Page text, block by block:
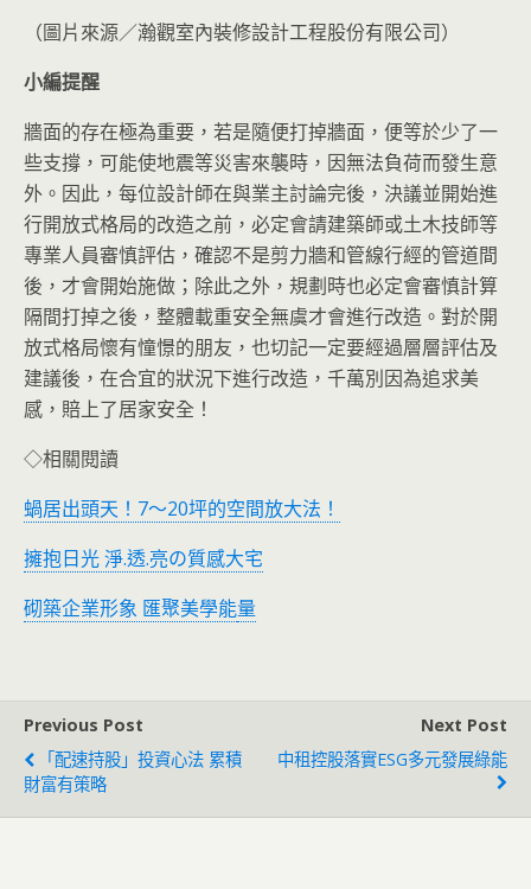
（圖片來源／瀚觀室內裝修設計工程股份有限公司）
小編提醒
牆面的存在極為重要，若是隨便打掉牆面，便等於少了一
些支撐，可能使地震等災害來襲時，因無法負荷而發生意
外。因此，每位設計師在與業主討論完後，決議並開始進
行開放式格局的改造之前，必定會請建築師或土木技師等
專業人員審慎評估，確認不是剪力牆和管線行經的管道間
後，才會開始施做；除此之外，規劃時也必定會審慎計算
隔間打掉之後，整體載重安全無虞才會進行改造。對於開
放式格局懷有憧憬的朋友，也切記一定要經過層層評估及
建議後，在合宜的狀況下進行改造，千萬別因為追求美
感，賠上了居家安全！
◇相關閱讀
蝸居出頭天！7～20坪的空間放大法！
擁抱日光 淨.透.亮の質感大宅
砌築企業形象 匯聚美學能量
Previous Post
「配速持股」投資心法 累積
財富有策略
Next Post
中租控股落實ESG多元發展綠能